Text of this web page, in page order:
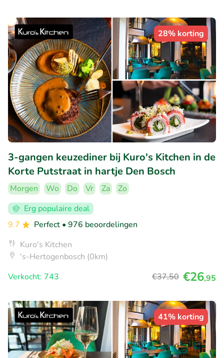
28% korting
3-gangen keuzediner bij Kuro's Kitchen in de
Korte Putstraat in hartje Den Bosch
Morgen Wo Do Vr Za
Zo
Erg populaire deal
9.7
Perfect • 976 beoordelingen
Kuro's Kitchen
's-Hertogenbosch (0km)
Verkocht: 743
€37,50 €26,95
41% korting